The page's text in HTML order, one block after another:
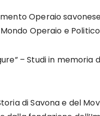
Operaio
Operaio e Politico
– Studi in memoria
di Savona e del